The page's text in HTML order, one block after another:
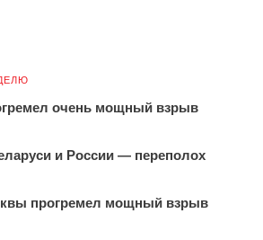
очень мощный взрыв
и России — переполох
прогремел мощный взрыв